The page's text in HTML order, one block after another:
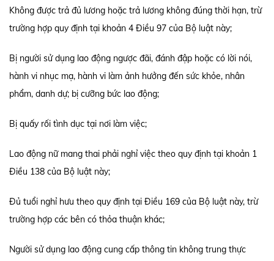
Không được trả đủ lương hoặc trả lương không đúng thời hạn, trừ
trường hợp quy định tại khoản 4 Điều 97 của Bộ luật này;
Bị người sử dụng lao động ngược đãi, đánh đập hoặc có lời nói,
hành vi nhục mạ, hành vi làm ảnh hưởng đến sức khỏe, nhân
phẩm, danh dự; bị cưỡng bức lao động;
Bị quấy rối tình dục tại nơi làm việc;
Lao động nữ mang thai phải nghỉ việc theo quy định tại khoản 1
Điều 138 của Bộ luật này;
Đủ tuổi nghỉ hưu theo quy định tại Điều 169 của Bộ luật này, trừ
trường hợp các bên có thỏa thuận khác;
Người sử dụng lao động cung cấp thông tin không trung thực